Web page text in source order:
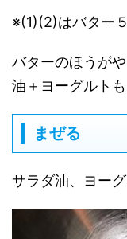
※(1)(2)はバター
バターのほうが
油＋ヨーグルト
まぜる
サラダ油、ヨー